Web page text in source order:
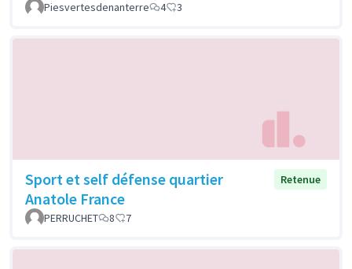
Piesvertesdenanterre
4 3
Sport et self défense quartier
Anatole France
Retenue
PERRUCHET 8 7